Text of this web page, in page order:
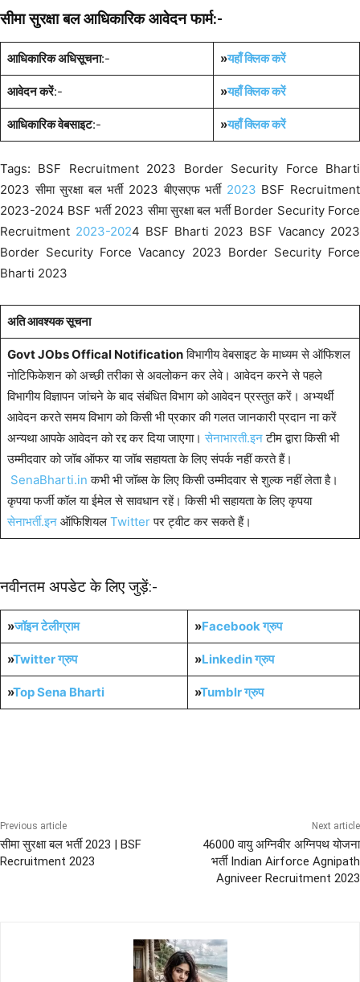
सीमा सुरक्षा बल आधिकारिक आवेदन फार्म:-
आधिकारिक अधिसूचना:- »यहाँ क्लिक करें
आवेदन करें:- »यहाँ क्लिक करें
आधिकारिक वेबसाइट:- »यहाँ क्लिक करें
Tags: BSF Recruitment 2023 Border Security Force Bharti
2023 सीमा सुरक्षा बल भर्ती 2023 बीएसएफ भर्ती 2023 BSF Recruitment
2023-2024 BSF भर्ती 2023 सीमा सुरक्षा बल भर्ती Border Security Force
Recruitment 2023-2024 BSF Bharti 2023 BSF Vacancy 2023
Border Security Force Vacancy 2023 Border Security Force
Bharti 2023
अति आवश्यक सूचना
Govt JObs Offical Notificationविभागीय वेबसाइट के माध्यम से ऑफिशल
नोटिफिकेशन को अच्छी तरीका से अवलोकन कर लेवे। आवेदन करने से पहले
विभागीय विज्ञापन जांचने के बाद संबंधित विभाग को आवेदन प्रस्तुत करें। अभ्यर्थी
आवेदन करते समय विभाग को किसी भी प्रकार की गलत जानकारी प्रदान ना करें
अन्यथा आपके आवेदन को रद्द कर दिया जाएगा।सेनाभारती.इनटीम द्वारा किसी भी
उम्मीदवार को जॉब ऑफर या जॉब सहायता के लिए संपर्क नहीं करते हैं।
SenaBharti.in कभी भी जॉब्स के लिए किसी उम्मीदवार से शुल्क नहीं लेता है।
कृपया फर्जी कॉल या ईमेल से सावधान रहें। किसी भी सहायता के लिए कृपया
सेनाभर्ती.इनऑफिशियल Twitterपर ट्वीट कर सकते हैं।
नवीनतम अपडेट के लिए जुड़ें:-
»जॉइन टेलीग्राम »Facebook ग्रुप
»Twitter ग्रुप »Linkedin ग्रुप
»Top Sena Bharti »Tumblrग्रुप
Previous article
सीमा सुरक्षा बल भर्ती 2023 | BSF
Recruitment 2023
Next article
46000 वायु अग्निवीर अग्निपथ योजना
भर्ती Indian Airforce Agnipath
Agniveer Recruitment 2023